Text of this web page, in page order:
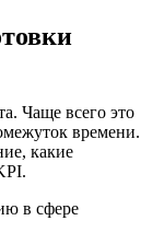
Чаще всего это
времени.
какие